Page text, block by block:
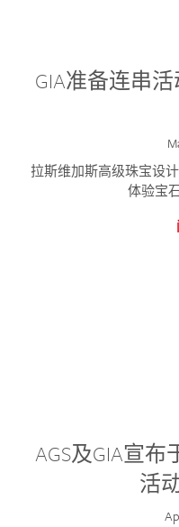
GIA准备连串
拉斯维加斯高级珠宝设
体验宝
AGS及GIA宣
活